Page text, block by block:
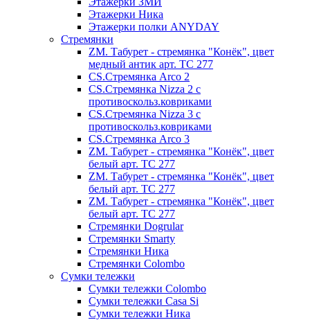
Этажерки Ника
Этажерки полки ANYDAY
Стремянки
ZM. Табурет - стремянка "Конёк", цвет
медный антик арт. ТС 277
CS.Стремянка Arco 2
CS.Стремянка Nizza 2 с
противоскольз.ковриками
CS.Стремянка Nizza 3 с
противоскольз.ковриками
CS.Стремянка Arco 3
ZM. Табурет - стремянка "Конёк", цвет
белый арт. ТС 277
ZM. Табурет - стремянка "Конёк", цвет
белый арт. ТС 277
ZM. Табурет - стремянка "Конёк", цвет
белый арт. ТС 277
Стремянки Dogrular
Стремянки Smarty
Стремянки Ника
Стремянки Сolombo
Сумки тележки
Сумки тележки Colombo
Сумки тележки Сasa Si
Сумки тележки Ника